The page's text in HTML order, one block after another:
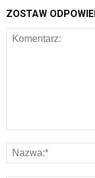
ZOSTAW